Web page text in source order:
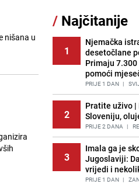
nišana u
/ Najčitanije
1
Njemačka
desetočlane
Primaju
pomoći
PRIJE 1 DAN |
2
Pratite uživo
Sloveniju,
PRIJE 2 DANA |
3
Imala ga je
Jugoslaviji:
vrijedi i
PRIJE 1 DAN |